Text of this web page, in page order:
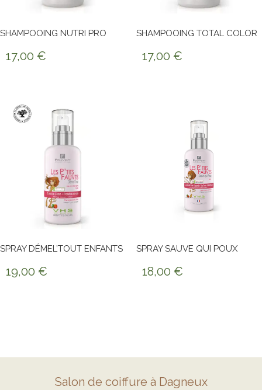
SHAMPOOING NUTRI PRO
17,00 €
SHAMPOOING TOTAL COLOR
17,00 €
SPRAY DÉMEL’TOUT ENFANTS
19,00 €
SPRAY SAUVE QUI POUX
18,00 €
Salon de coiffure à Dagneux